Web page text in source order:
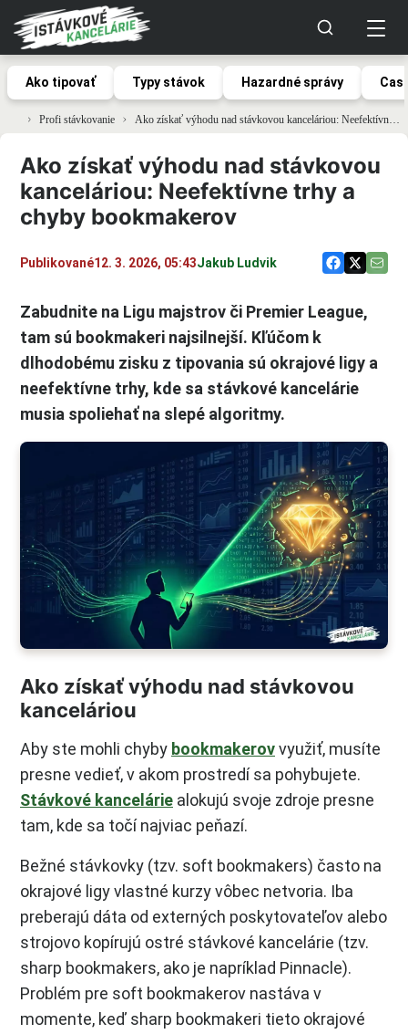
Ako tipovať Typy stávok Hazardné správy
Profi stávkovanie Ako získať výhodu nad stávkovou kanceláriou: Neefektívne trhy a chyby bookmakerov
Ako získať výhodu nad stávkovou
kanceláriou: Neefektívne trhy a
chyby bookmakerov
Publikované12. 3. 2026, 05:43Jakub Ludvik
Zabudnite na Ligu majstrov či Premier League,
tam sú bookmakeri najsilnejší. Kľúčom k
dlhodobému zisku z tipovania sú okrajové ligy a
neefektívne trhy, kde sa stávkové kancelárie
musia spoliehať na slepé algoritmy.
Ako získať výhodu nad stávkovou
kanceláriou
Aby ste mohli chyby bookmakerovvyužiť, musíte
presne vedieť, v akom prostredí sa pohybujete.
Stávkové kancelárie alokujú svoje zdroje presne
tam, kde sa točí najviac peňazí.
Bežné stávkovky (tzv. soft bookmakers) často na
okrajové ligy vlastné kurzy vôbec netvoria. Iba
preberajú dáta od externých poskytovateľov alebo
strojovo kopírujú ostré stávkové kancelárie (tzv.
sharp bookmakers, ako je napríklad Pinnacle).
Problém pre soft bookmakerov nastáva v
momente, keď sharp bookmakeri tieto okrajové